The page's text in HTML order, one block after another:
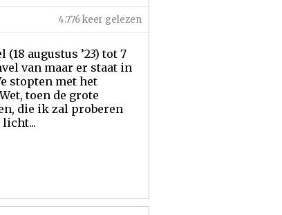
4.776 keer gelezen
augustus ’23) tot 7
van maar er staat in
stopten met het
toen de grote
die ik zal proberen
licht...